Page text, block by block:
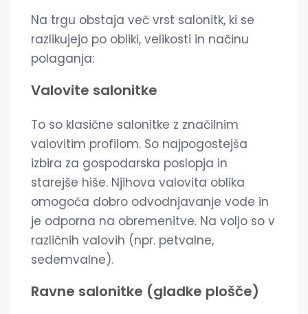
Na trgu obstaja več vrst salonitk, ki se
razlikujejo po obliki, velikosti in načinu
polaganja:
Valovite salonitke
To so klasične salonitke z značilnim
valovitim profilom. So najpogostejša
izbira za gospodarska poslopja in
starejše hiše. Njihova valovita oblika
omogoča dobro odvodnjavanje vode in
je odporna na obremenitve. Na voljo so v
različnih valovih (npr. petvalne,
sedemvalne).
Ravne salonitke (gladke plošče)